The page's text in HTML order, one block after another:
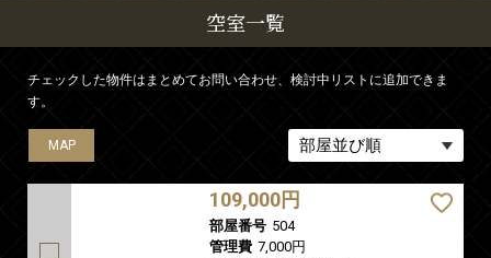
空室一覧
チェックした物件はまとめてお問い合わせ、検討中リストに追加できま
す。
MAP
109,000円
部屋番号 504
管理費 7,000円
MAP
MAP
MAP
MAP